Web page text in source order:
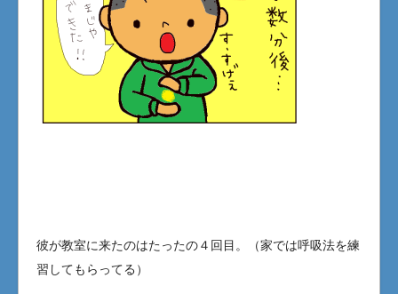
彼が教室に来たのはたったの４回目。（家では呼吸法を練
習してもらってる）